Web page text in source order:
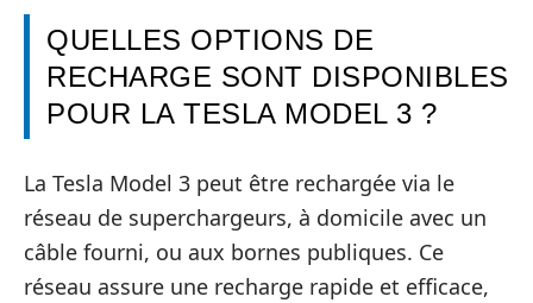
QUELLES OPTIONS DE
RECHARGE SONT DISPONIBLES
POUR LA TESLA MODEL 3 ?
La Tesla Model 3 peut être rechargée via le
réseau de superchargeurs, à domicile avec un
câble fourni, ou aux bornes publiques. Ce
réseau assure une recharge rapide et efficace,